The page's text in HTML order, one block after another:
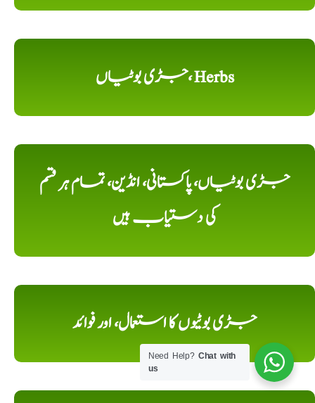
جڑی بوٹیاں، Herbs
جڑی بوٹیاں، پاکستانی، انڈین، تمام ہر قسم
کی دستیاب ہیں
جڑی بوٹیوں کا استعمال، اور فوائد
Need Help?Chat with
us